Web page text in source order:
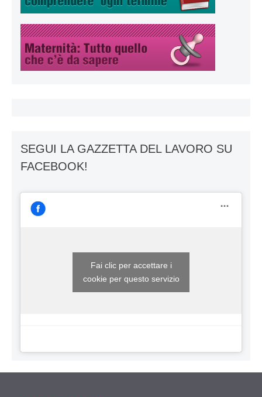
SEGUI LA GAZZETTA DEL LAVORO SU
FACEBOOK!
Fai clic per accettare i
cookie per questo servizio